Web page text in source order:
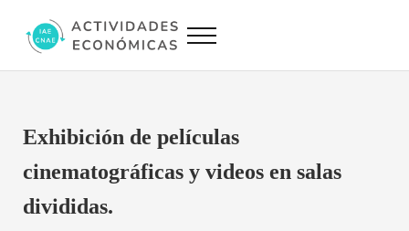
Actividades Económicas IAE CNAE
Menu
Exhibición de películas
cinematográficas y videos en salas
divididas.